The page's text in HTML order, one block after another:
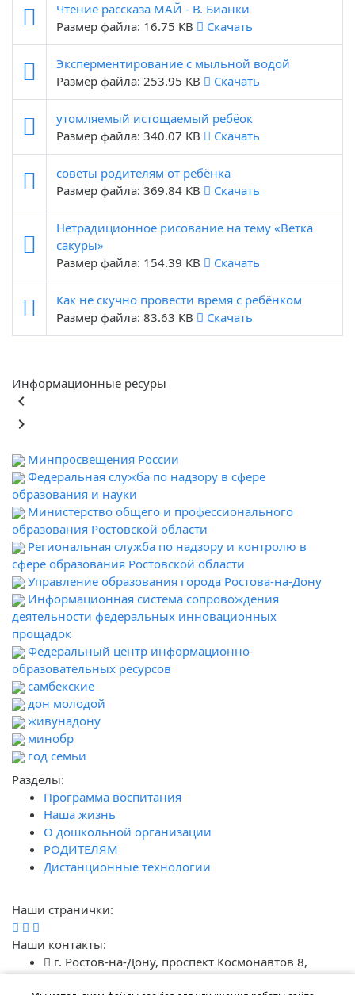
Чтение рассказа МАЙ - В. Бианки
Размер файла: 16.75 KB
Скачать
Эксперментирование с мыльной водой
Размер файла: 253.95 KB
Скачать
утомляемый истощаемый ребёок
Размер файла: 340.07 KB
Скачать
советы родителям от ребёнка
Размер файла: 369.84 KB
Скачать
Нетрадиционное рисование на тему «Ветка
сакуры»
Размер файла: 154.39 KB
Скачать
Как не скучно провести время с ребёнком
Размер файла: 83.63 KB
Скачать
Информационные ресуры
keyboard_arrow_left
keyboard_arrow_right
Минпросвещения России
Федеральная служба по надзору в сфере
образования и науки
Министерство общего и профессионального
образования Ростовской области
Региональная служба по надзору и контролю в
сфере образования Ростовской области
Управление образования города Ростова-на-Дону
Информационная система сопровождения
деятельности федеральных инновационных
прощадок
Федеральный центр информационно-
образовательных ресурсов
самбекские
дон молодой
живунадону
минобр
год семьи
Разделы:
Программа воспитания
Наша жизнь
О дошкольной организации
РОДИТЕЛЯМ
Дистанционные технологии
Наши странички:
Наши контакты:
г. Ростов-на-Дону, проспект Космонавтов 8,